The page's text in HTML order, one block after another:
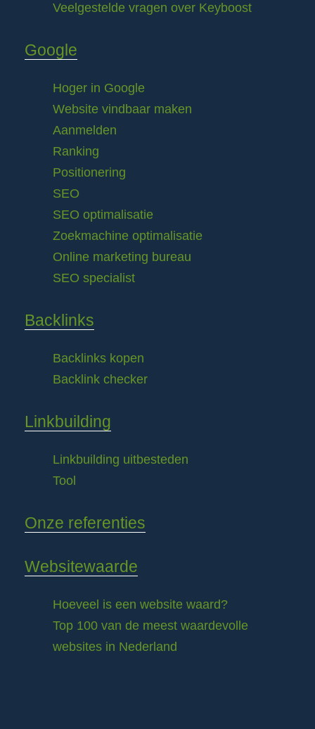
Veelgestelde vragen over Keyboost
Google
Hoger in Google
Website vindbaar maken
Aanmelden
Ranking
Positionering
SEO
SEO optimalisatie
Zoekmachine optimalisatie
Online marketing bureau
SEO specialist
Backlinks
Backlinks kopen
Backlink checker
Linkbuilding
Linkbuilding uitbesteden
Tool
Onze referenties
Websitewaarde
Hoeveel is een website waard?
Top 100 van de meest waardevolle
websites in Nederland